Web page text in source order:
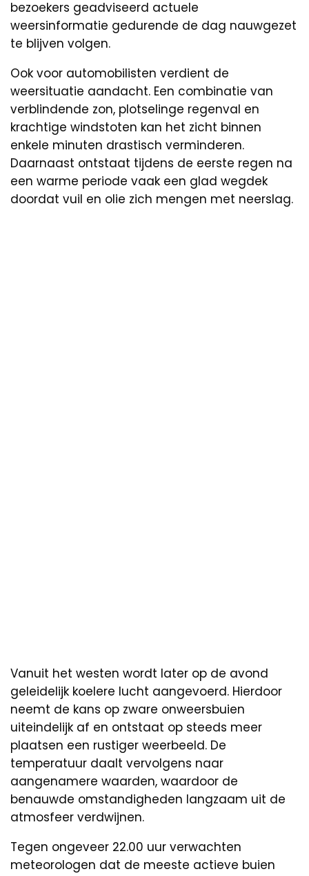
bezoekers geadviseerd actuele
weersinformatie gedurende de dag nauwgezet
te blijven volgen.
Ook voor automobilisten verdient de
weersituatie aandacht. Een combinatie van
verblindende zon, plotselinge regenval en
krachtige windstoten kan het zicht binnen
enkele minuten drastisch verminderen.
Daarnaast ontstaat tijdens de eerste regen na
een warme periode vaak een glad wegdek
doordat vuil en olie zich mengen met neerslag.
Vanuit het westen wordt later op de avond
geleidelijk koelere lucht aangevoerd. Hierdoor
neemt de kans op zware onweersbuien
uiteindelijk af en ontstaat op steeds meer
plaatsen een rustiger weerbeeld. De
temperatuur daalt vervolgens naar
aangenamere waarden, waardoor de
benauwde omstandigheden langzaam uit de
atmosfeer verdwijnen.
Tegen ongeveer 22.00 uur verwachten
meteorologen dat de meeste actieve buien